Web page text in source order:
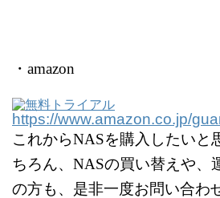
・amazon
https://www.amazon.co.jp/
これからNASを購入したいと
ちろん、 NASの買い替えや、
の方も、 是非一度お問い合わ